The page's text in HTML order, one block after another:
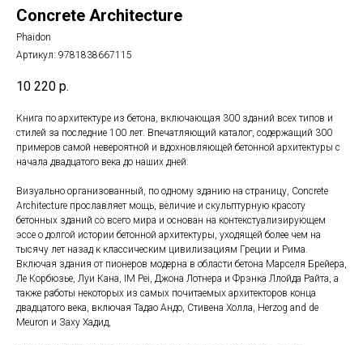
Concrete Architecture
Phaidon
Артикул: 9781838667115
10 220 р.
Книга по архитектуре из бетона, включающая 300 зданий всех типов и
стилей за последние 100 лет. Впечатляющий каталог, содержащий 300
примеров самой невероятной и вдохновляющей бетонной архитектуры с
начала двадцатого века до наших дней.
Визуально организованный, по одному зданию на страницу, Concrete
Architecture прославляет мощь, величие и скульптурную красоту
бетонных зданий со всего мира и основан на контекстуализирующем
эссе о долгой истории бетонной архитектуры, уходящей более чем на
тысячу лет назад к классическим цивилизациям Греции и Рима.
Включая здания от пионеров модерна в области бетона Марселя Брейера,
Ле Корбюзье, Луи Кана, IM Pei, Джона Лотнера и Фрэнка Ллойда Райта, а
также работы некоторых из самых почитаемых архитекторов конца
двадцатого века, включая Тадао Андо, Стивена Холла, Herzog and de
Meuron и Заху Хадид,